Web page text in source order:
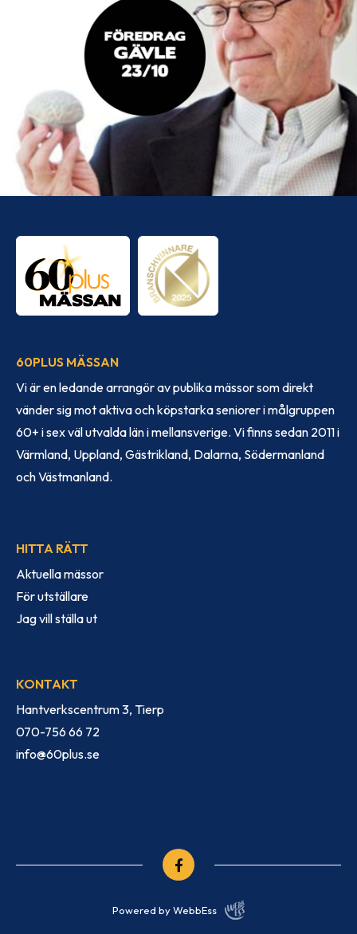
60PLUS MÄSSAN
Vi är en ledande arrangör av publika mässor som direkt
vänder sig mot aktiva och köpstarka seniorer i målgruppen
60+ i sex väl utvalda län i mellansverige. Vi finns sedan 2011 i
Värmland, Uppland, Gästrikland, Dalarna, Södermanland
och Västmanland.
HITTA RÄTT
Aktuella mässor
För utställare
Jag vill ställa ut
KONTAKT
Hantverkscentrum 3, Tierp
070-756 66 72
info@60plus.se
Powered by WebbEss